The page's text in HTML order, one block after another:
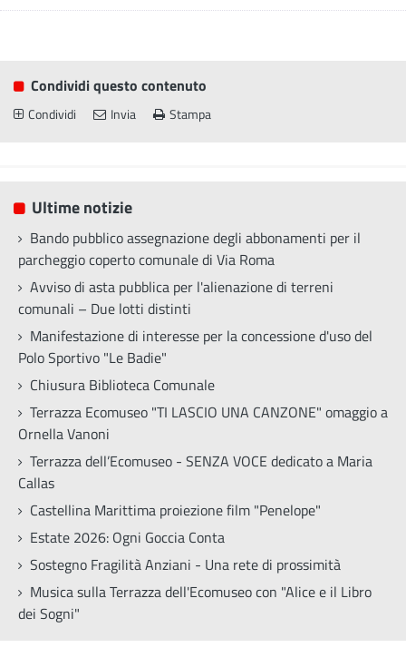
Condividi questo contenuto
Condividi Invia Stampa
Ultime notizie
Bando pubblico assegnazione degli abbonamenti per il
parcheggio coperto comunale di Via Roma
Avviso di asta pubblica per l'alienazione di terreni
comunali – Due lotti distinti
Manifestazione di interesse per la concessione d'uso del
Polo Sportivo "Le Badie"
Chiusura Biblioteca Comunale
Terrazza Ecomuseo "TI LASCIO UNA CANZONE" omaggio a
Ornella Vanoni
Terrazza dell’Ecomuseo - SENZA VOCE dedicato a Maria
Callas
Castellina Marittima proiezione film "Penelope"
Estate 2026: Ogni Goccia Conta
Sostegno Fragilità Anziani - Una rete di prossimità
Musica sulla Terrazza dell'Ecomuseo con "Alice e il Libro
dei Sogni"